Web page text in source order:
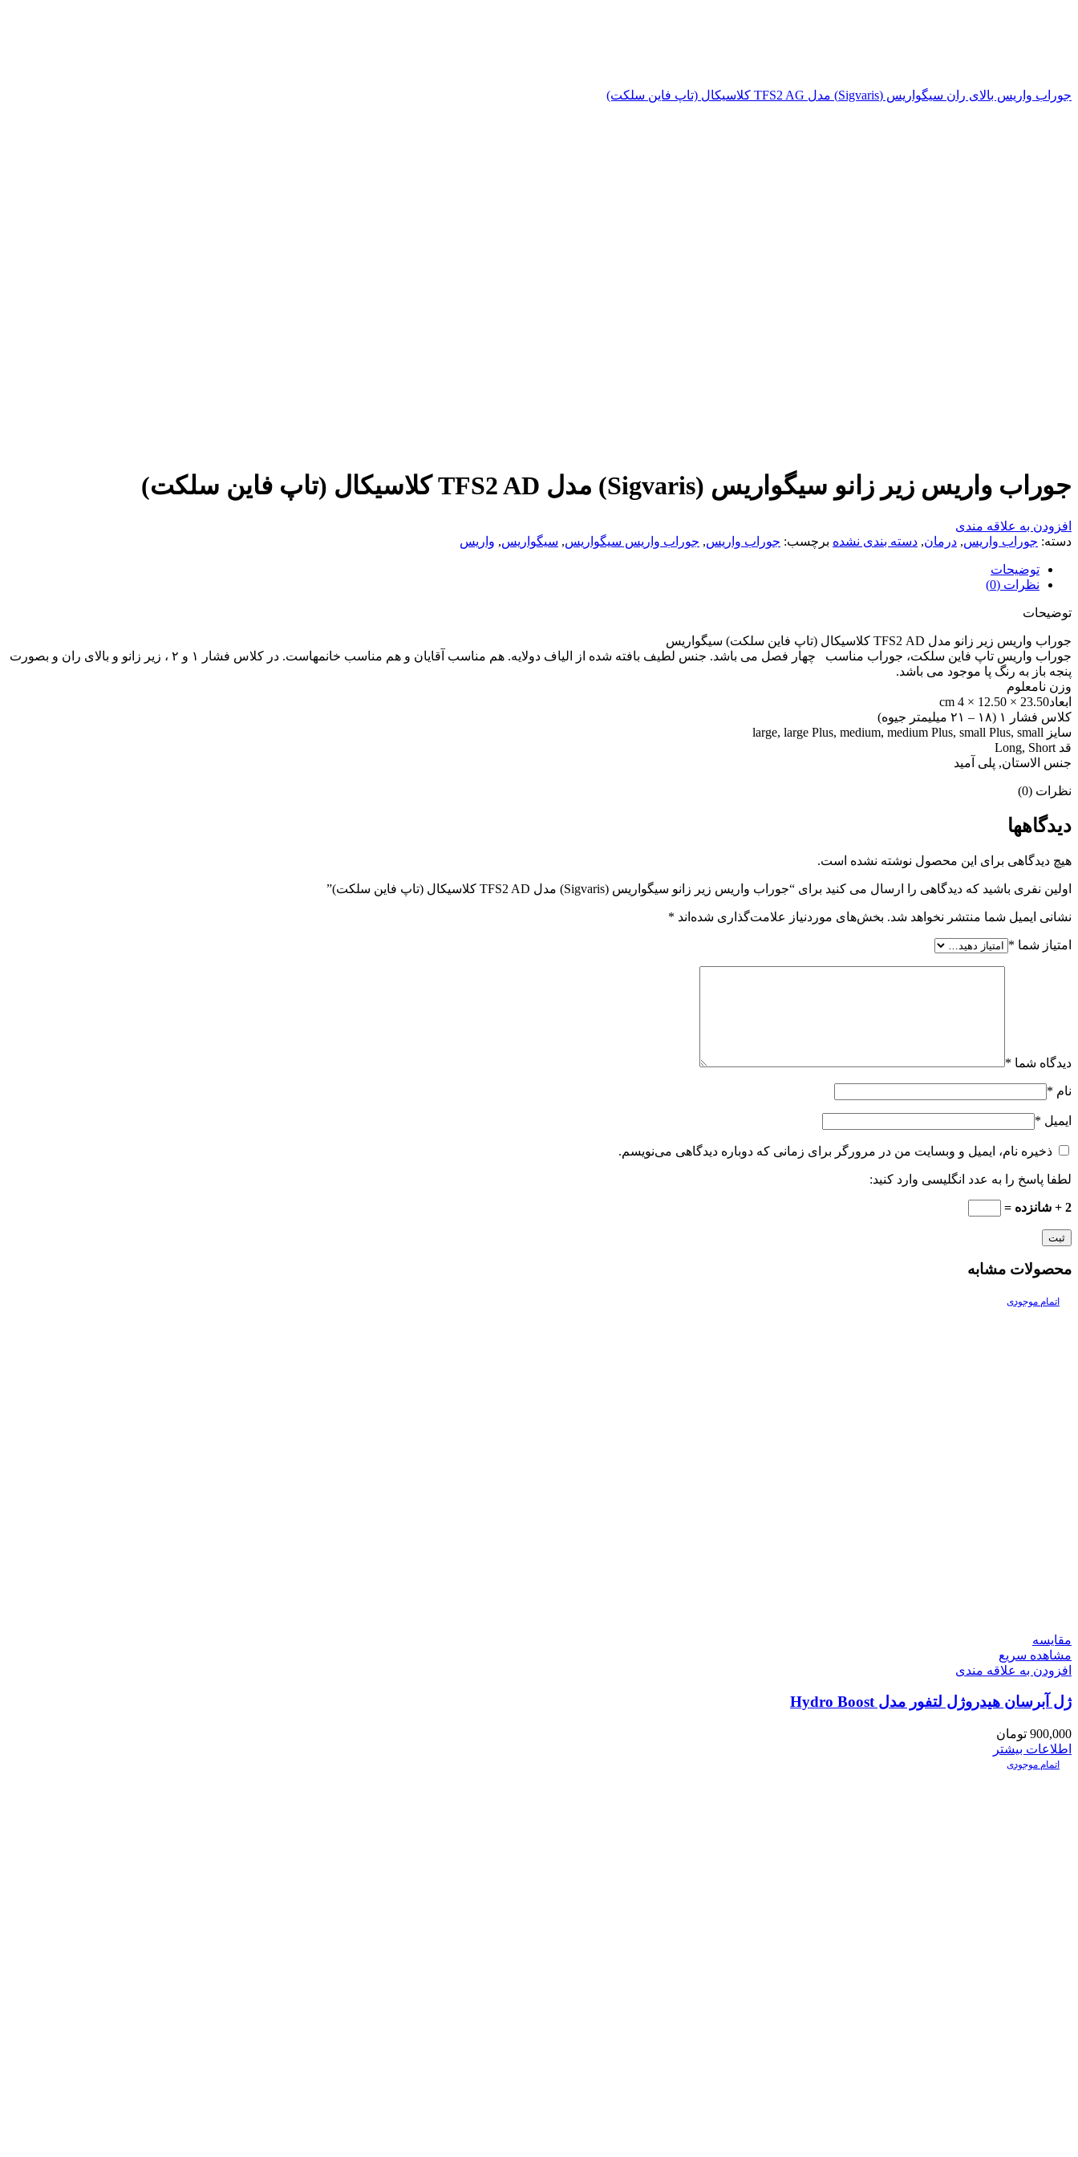
جوراب واریس بالای ران سیگواریس (Sigvaris) مدل TFS2 AG کلاسیکال (تاپ فاین سلکت)
جوراب واریس زیر زانو سیگواریس (Sigvaris) مدل TFS2 AD کلاسیکال (تاپ فاین سلکت)
افزودن به علاقه مندی
دسته: جوراب واریس, درمان, دسته بندی نشده برچسب: جوراب واریس, جوراب واریس سیگواریس, سیگواریس, واریس
توضیحات
نظرات (0)
توضیحات
جوراب واریس زیر زانو مدل TFS2 AD کلاسیکال (تاپ فاین سلکت) سیگواریس
جوراب واریس تاپ فاین سلکت، جوراب مناسب چهار فصل می باشد. جنس لطیف بافته شده از الیاف دولایه. هم مناسب آقایان و هم مناسب خانمهاست. در کلاس فشار ۱ و ۲ ، زیر زانو و بالای ران و بصورت
پنجه باز به رنگ پا موجود می باشد.
وزن نامعلوم
ابعاد23.50 × 12.50 × 4 cm
کلاس فشار ۱ (۱۸ – ۲۱ میلیمتر جیوه)
سایز large, large Plus, medium, medium Plus, small Plus, small
قد Long, Short
جنس الاستان, پلی آمید
نظرات (0)
دیدگاهها
هیچ دیدگاهی برای این محصول نوشته نشده است.
اولین نفری باشید که دیدگاهی را ارسال می کنید برای “جوراب واریس زیر زانو سیگواریس (Sigvaris) مدل TFS2 AD کلاسیکال (تاپ فاین سلکت)”
نشانی ایمیل شما منتشر نخواهد شد. بخش‌های موردنیاز علامت‌گذاری شده‌اند *
امتیاز شما *
دیدگاه شما *
نام *
ایمیل *
ذخیره نام، ایمیل و وبسایت من در مرورگر برای زمانی که دوباره دیدگاهی می‌نویسم.
لطفا پاسخ را به عدد انگلیسی وارد کنید:
2 + شانزده =
محصولات مشابه
اتمام موجودی
مقایسه
مشاهده سریع
افزودن به علاقه مندی
ژل آبرسان هیدروژل لتفور مدل Hydro Boost
900,000 تومان
اطلاعات بیشتر
اتمام موجودی